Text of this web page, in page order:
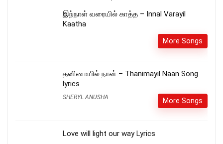
இந்நாள் வரையில் காத்த – Innal Varayil
Kaatha
More Songs
தனிமையில் நான் – Thanimayil Naan Song
lyrics
SHERYL ANUSHA More Songs
Love will light our way Lyrics